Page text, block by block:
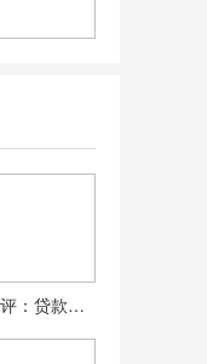
风口财经评：贷款炒股引热议，信贷入股市风险知多少？